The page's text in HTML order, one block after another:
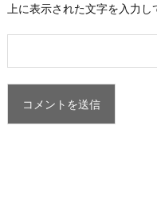
上に表示された文字を入力し